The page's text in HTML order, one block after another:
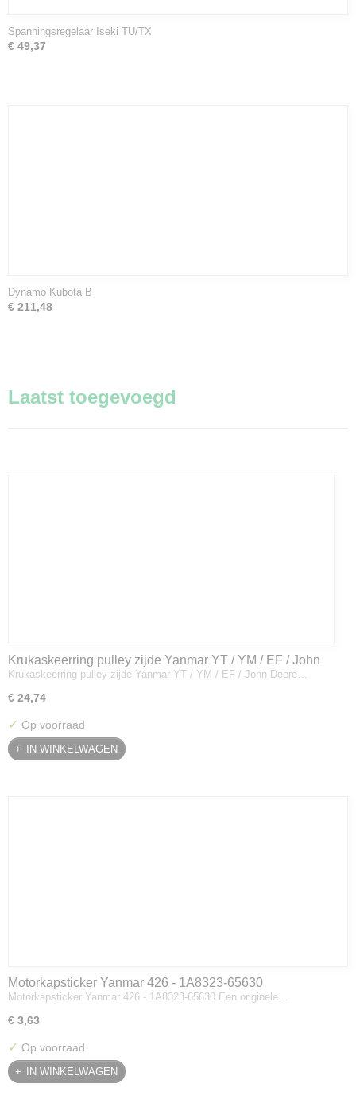
Spanningsregelaar Iseki TU/TX
€ 49,37
Dynamo Kubota B
€ 211,48
Laatst toegevoegd
Krukaskeerring pulley zijde Yanmar YT / YM / EF / John
Deere - 119934-01800
Krukaskeerring pulley zijde Yanmar YT / YM / EF / John Deere…
€ 24,74
✓ Op voorraad
IN WINKELWAGEN
Motorkapsticker Yanmar 426 - 1A8323-65630
Motorkapsticker Yanmar 426 - 1A8323-65630 Een originele…
€ 3,63
✓ Op voorraad
IN WINKELWAGEN